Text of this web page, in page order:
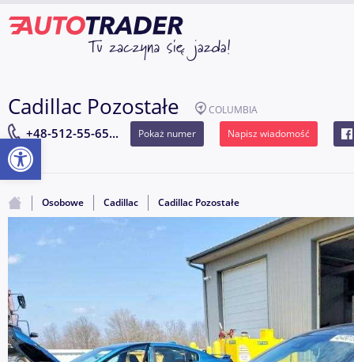
Cadillac Pozostałe COLUMBIA
+48-512-55-65... Pokaż numer Napisz wiadomość
Osobowe Cadillac Cadillac Pozostałe
Otwórz pasek narzędzi